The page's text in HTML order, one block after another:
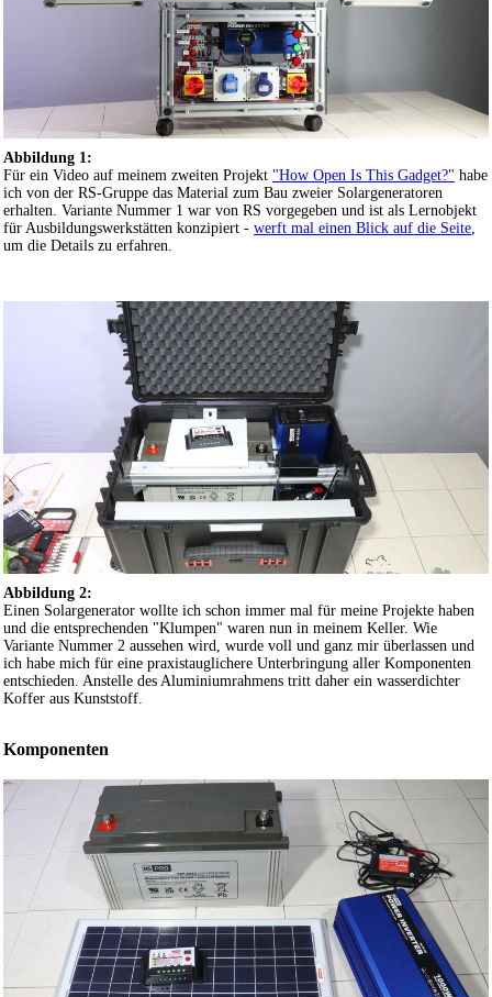
Abbildung 1:
Für ein Video auf meinem zweiten Projekt "How Open Is This Gadget?" habe
ich von der RS-Gruppe das Material zum Bau zweier Solargeneratoren
erhalten. Variante Nummer 1 war von RS vorgegeben und ist als Lernobjekt
für Ausbildungswerkstätten konzipiert - werft mal einen Blick auf die Seite
um die Details zu erfahren.
Abbildung 2:
Einen Solargenerator wollte ich schon immer mal für meine Projekte haben
und die entsprechenden "Klumpen" waren nun in meinem Keller. Wie
Variante Nummer 2 aussehen wird, wurde voll und ganz mir überlassen und
ich habe mich für eine praxistauglichere Unterbringung aller Komponenten
entschieden. Anstelle des Aluminiumrahmens tritt daher ein wasserdichter
Koffer aus Kunststoff.
Komponenten